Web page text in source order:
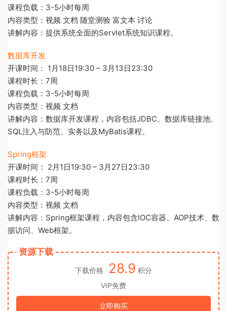
课程负载：3-5小时每周
内容类型：视频 文档 随堂测验 富文本 讨论
讲解内容：提供系统全面的Servlet系统知识课程。
数据库开发
开课时间： 1月18日19:30 – 3月13日23:30
课程时长：7周
课程负载：3-5小时每周
内容类型：视频 文档
讲解内容：数据库开发课程，内容包括JDBC、数据库链接池、
SQL注入与防范、实务以及MyBatis课程。
Spring框架
开课时间： 2月1日19:30 – 3月27日23:30
课程时长：7周
课程负载：3-5小时每周
内容类型：视频 文档
讲解内容：Spring框架课程，内容包含IOC容器、AOP技术、数
据访问、Web框架。
资源下载
下载价格 28.9 积分
VIP免费
立即购买